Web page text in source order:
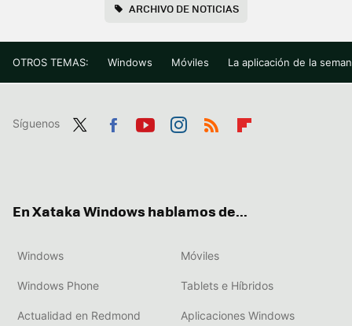
ARCHIVO DE NOTICIAS
OTROS TEMAS: Windows Móviles La aplicación de la
Síguenos
En Xataka Windows hablamos de...
Windows Móviles
Windows Phone Tablets e Híbridos
Actualidad en Redmond Aplicaciones Windows